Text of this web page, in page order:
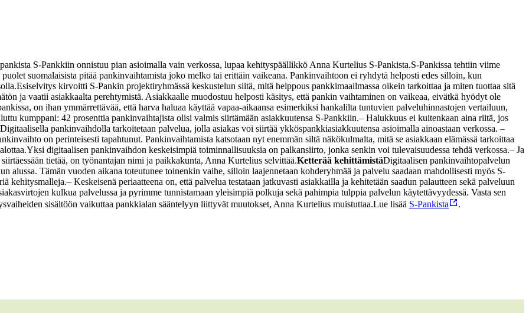
S-Pankkiin onnistuu pian asioimalla vain verkossa, lupaa kehityspäällikkö Anna Kurtelius S-Pankista.S-Pankissa tehtiin viime
suomalaisista pitää pankinvaihtamista joko melko tai erittäin vaikeana. Pankinvaihtoon ei ryhdytä helposti edes silloin, kun
Esiselvitys kirvoitti S-Pankin projektiryhmässä keskustelun siitä, mitä helppous pankkimaailmassa oikein tarkoittaa ja miten tuottaa sitä
ja vaatii asiakkaalta perehtymistä. Asiakkaalle muodostuu helposti käsitys, että pankin vaihtaminen on vaikeaa, eivätkä hyödyt ole
on ihan ymmärrettävää, että harva haluaa käyttää vapaa-aikaansa esimerkiksi hankalilta tuntuvien palveluhinnastojen vertailuun,
kumppani: 42 prosenttia pankinvaihtajista olisi valmis siirtämään asiakkuutensa S-Pankkiin.– Halukkuus ei kuitenkaan aina riitä, jos
Digitaalisella pankinvaihdolla tarkoitetaan palvelua, jolla asiakas voi siirtää ykköspankkiasiakkuutensa asioimalla ainoastaan verkossa. –
on perinteisesti tapahtunut. Pankinvaihtamista katsotaan nyt enemmän siltä näkökulmalta, mitä se asiakkaan elämässä tarkoittaa
Yksi digitaalisen pankinvaihdon keskeisimpiä toiminnallisuuksia on palkansiirto, jonka senkin voi tulevaisuudessa tehdä verkossa.– Ja
tietää, on työnantajan nimi ja paikkakunta, Anna Kurtelius selvittää.Ketterää kehittämistäDigitaalisen pankinvaihtopalvelun
alussa. Tämän vuoden aikana toteutunee toinenkin vaihe, silloin laajennetaan kohderyhmää ja palvelu saadaan mahdollisesti myös S-
kehitysmalleja.– Keskeisenä periaatteena on, että palvelua testataan jatkuvasti asiakkailla ja kehitetään saadun palautteen sekä palveluun
kulkua palvelussa ja pyrimme tunnistamaan yleisimpiä polkuja sekä pahimpia tulppia palvelun käytettävyydessä. Vasta sen
sisältöön vaikuttaa pankkialan sääntelyyn liittyvät muutokset, Anna Kurtelius muistuttaa.Lue lisää S-Pankista .